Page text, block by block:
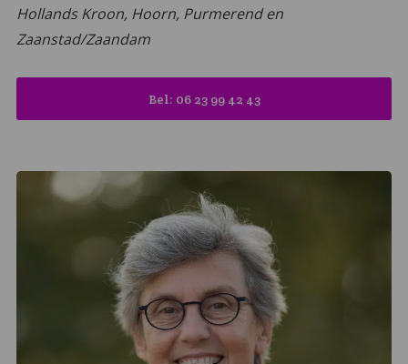
Hollands Kroon, Hoorn, Purmerend en
Zaanstad/Zaandam
Bel: 06 23 99 42 43